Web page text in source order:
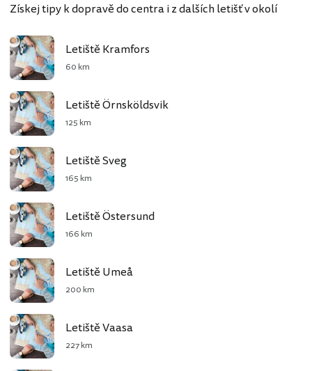
Získej tipy k dopravě do centra i z dalších letišť v okolí
Letiště Kramfors
60 km
Letiště Örnsköldsvik
125 km
Letiště Sveg
165 km
Letiště Östersund
166 km
Letiště Umeå
200 km
Letiště Vaasa
227 km